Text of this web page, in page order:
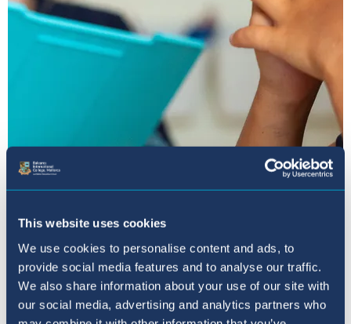
This website uses cookies
We use cookies to personalise content and ads, to
provide social media features and to analyse our traffic.
We also share information about your use of our site with
our social media, advertising and analytics partners who